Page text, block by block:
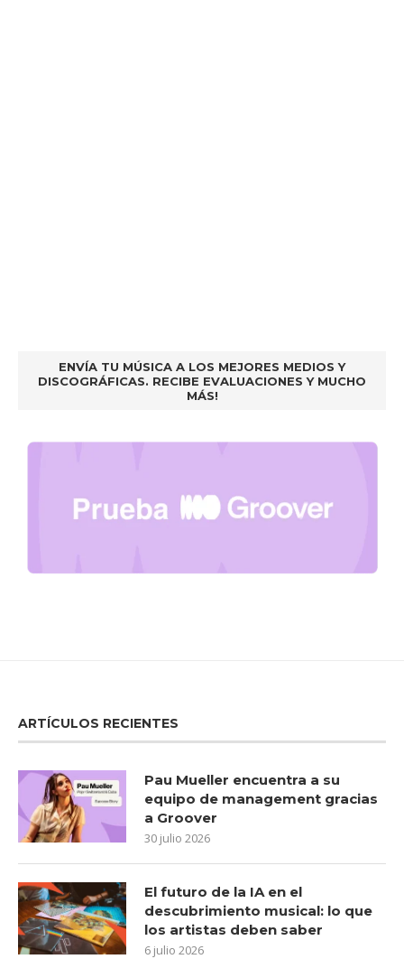
ENVÍA TU MÚSICA A LOS MEJORES MEDIOS Y
DISCOGRÁFICAS. RECIBE EVALUACIONES Y MUCHO
MÁS!
ARTÍCULOS RECIENTES
Pau Mueller encuentra a su
equipo de management gracias
a Groover
30 julio 2026
El futuro de la IA en el
descubrimiento musical: lo que
los artistas deben saber
6 julio 2026